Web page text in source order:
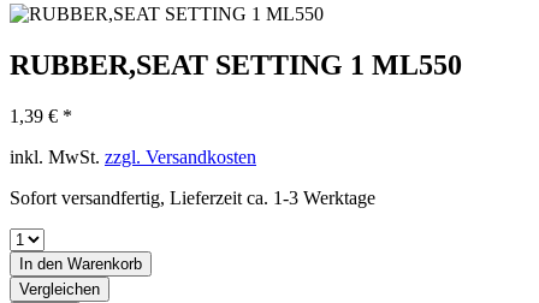
RUBBER,SEAT SETTING 1 ML550
1,39 € *
inkl. MwSt. zzgl. Versandkosten
Sofort versandfertig, Lieferzeit ca. 1-3 Werktage
In den Warenkorb
Vergleichen